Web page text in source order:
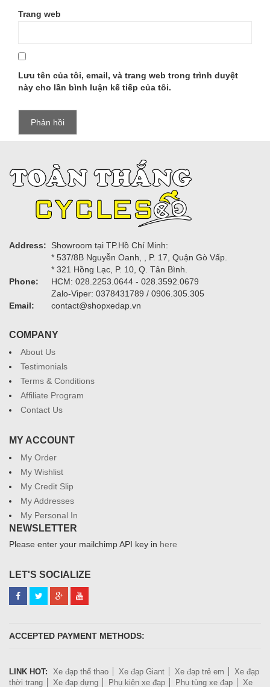
Trang web
Lưu tên của tôi, email, và trang web trong trình duyệt
này cho lần bình luận kế tiếp của tôi.
Address:
Showroom tại TP.Hồ Chí Minh:
* 537/8B Nguyễn Oanh, , P. 17, Quận Gò Vấp.
* 321 Hồng Lạc, P. 10, Q. Tân Bình.
Phone:
HCM: 028.2253.0644 - 028.3592.0679
Zalo-Viper: 0378431789 / 0906.305.305
Email:
contact@shopxedap.vn
COMPANY
About Us
Testimonials
Terms & Conditions
Affiliate Program
Contact Us
MY ACCOUNT
My Order
My Wishlist
My Credit Slip
My Addresses
My Personal In
NEWSLETTER
Please enter your mailchimp API key in here
LET'S SOCIALIZE
ACCEPTED PAYMENT METHODS:
LINK HOT: Xe đạp thể thao Xe đạp Giant Xe đạp trẻ em
Xe đạp
thời trang
Xe đạp dựng Phụ kiện xe đạp Phụ tùng xe đạp Xe